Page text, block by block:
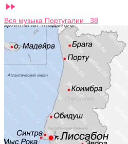

Вся музыка Португалии 38